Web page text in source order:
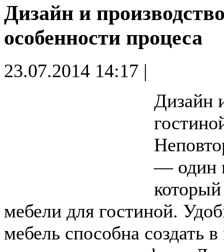
Дизайн и
особенности процеса
23.07.2014 14:17 |
Дизайн
— один
мебели для гостиной.
мебель способна создать